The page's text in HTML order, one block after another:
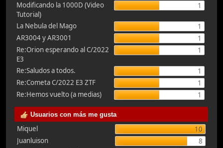
Modificando la 1000D (Video
Tutorial)
1
La Nebula del Mago
1
AR3004 y AR3001
1
Re:Orion esperando al C/2022
E3
1
Re:Saludos a todos.
1
Re:Cometa C/2022 E3 ZTF
1
Re:Hemos vuelto (a medias)
1
Usuarios con más me gusta
Miquel
10
Juanluison
8